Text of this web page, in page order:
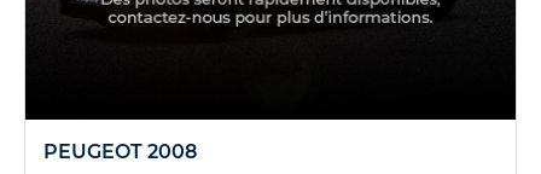
PEUGEOT 2008